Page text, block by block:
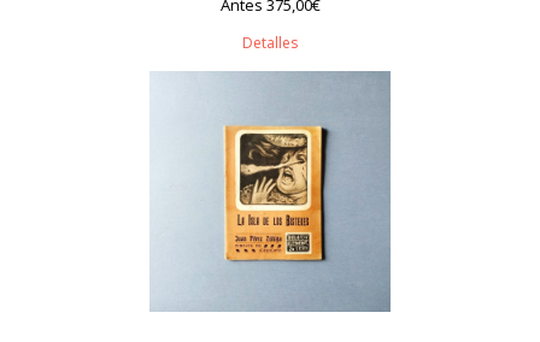
Antes 375,00€
Detalles